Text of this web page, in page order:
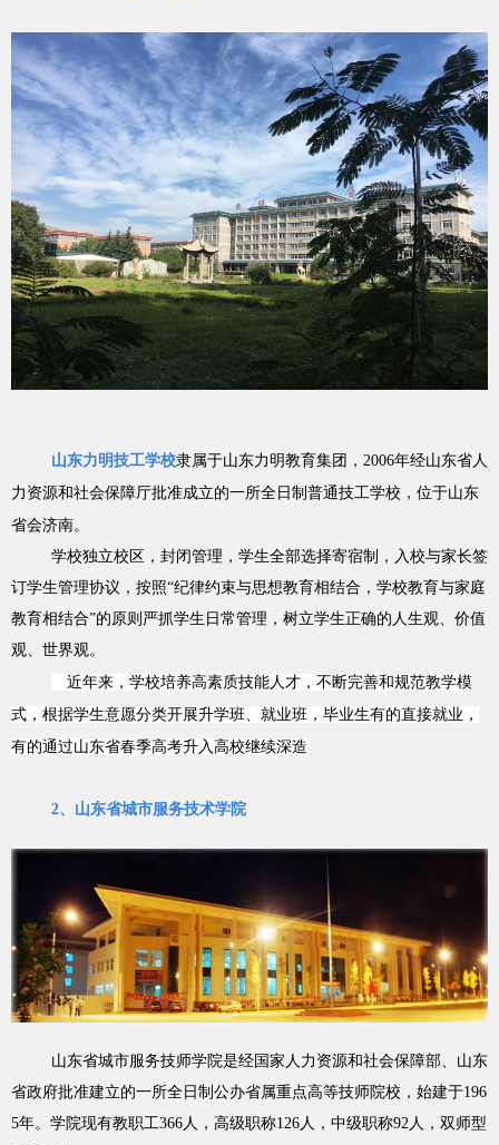
山东力明技工学校隶属于山东力明教育集团，2006年经山东省人
力资源和社会保障厅批准成立的一所全日制普通技工学校，位于山东
省会济南。
学校独立校区，封闭管理，学生全部选择寄宿制，入校与家长签
订学生管理协议，按照“纪律约束与思想教育相结合，学校教育与家庭
教育相结合”的原则严抓学生日常管理，树立学生正确的人生观、价值
观、世界观。
近年来，学校培养高素质技能人才，不断完善和规范教学模
式，根据学生意愿分类开展升学班、就业班，毕业生有的直接就业，
有的通过山东省春季高考升入高校继续深造
2、 山东省城市服务技术学院
山东省城市服务技师学院是经国家人力资源和社会保障部、山东
省政府批准建立的一所全日制公办省属重点高等技师院校，始建于196
5年。学院现有教职工366人，高级职称126人，中级职称92人，双师型